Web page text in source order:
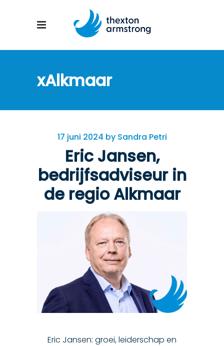
xAlkmaar
17 juni 2024 by Sandra Petri
Eric Jansen,
bedrijfsadviseur in
de regio Alkmaar
Eric Jansen: groei, leiderschap en